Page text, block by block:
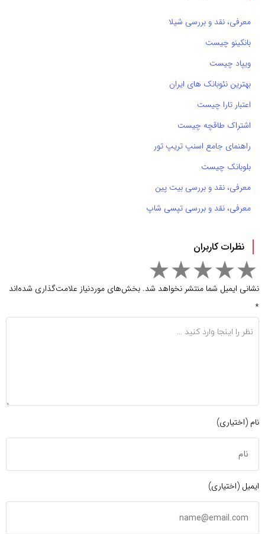
معرفی، نقد و بررسی شیلا
بانکینو چیست
ویپاد چیست
بهترین نئوبانک های ایران
اعتبار تارا چیست
اشتراک طاقچه چیست
راهنمای جامع اسنپ تریپ تور
بلوبانک چیست
معرفی، نقد و بررسی بیت پین
معرفی، نقد و بررسی تپسی شاپ
نظرات کاربران
نشانی ایمیل شما منتشر نخواهد شد. بخش‌های موردنیاز علامت‌گذاری شده‌اند
*
نام (اختیاری)
ایمیل (اختیاری)